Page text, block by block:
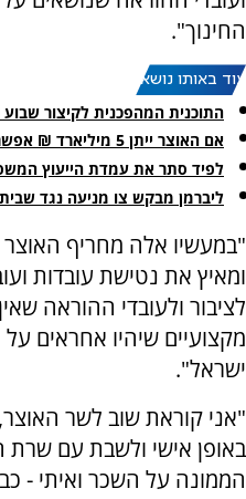
החינוך".
עוד באותו נושא:
התוכנית המהפכנית לקיצור שבוע
אם האוצר ייתן 5 מיליארד ₪ אפשר לפתוח שנה
לפיד סתר את עמדת הייעוץ
ליברמן מבקש צו מניעה נגד
"במעשיו אלה מחריף
ומאיץ את נטישת עובדות
לציבור ולעובדי ההוראה
מקצועיים שיהיו אחראים
ישראל".
"אני קוראת שוב לשר האוצר,
באופן אישי ולשבת עם שרת
הממונה על השכר ואיתי -